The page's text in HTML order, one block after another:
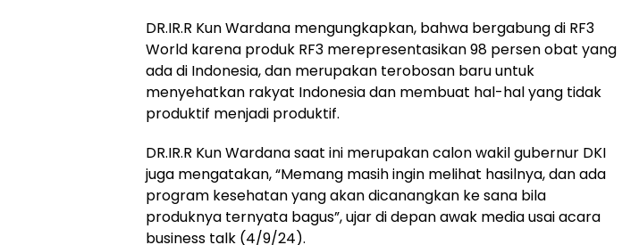
DR.IR.R Kun Wardana mengungkapkan, bahwa bergabung di RF3
World karena produk RF3 merepresentasikan 98 persen obat yang
ada di Indonesia, dan merupakan terobosan baru untuk
menyehatkan rakyat Indonesia dan membuat hal-hal yang tidak
produktif menjadi produktif.
DR.IR.R Kun Wardana saat ini merupakan calon wakil gubernur DKI
juga mengatakan, “Memang masih ingin melihat hasilnya, dan ada
program kesehatan yang akan dicanangkan ke sana bila
produknya ternyata bagus”, ujar di depan awak media usai acara
business talk (4/9/24).